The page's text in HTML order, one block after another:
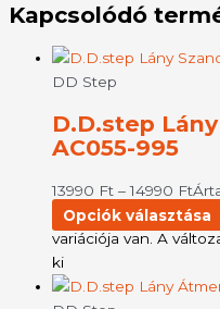
Kapcsolódó
DD Step
D.D.step
AC055-995
13990 Ft – 14990 Ft
Opciók választása
variációja van. A
ki